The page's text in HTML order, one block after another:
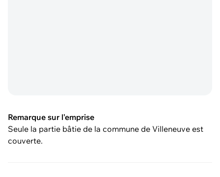
Remarque sur l'emprise
Seule la partie bâtie de la commune de Villeneuve est
couverte.